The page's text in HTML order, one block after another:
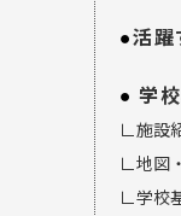
活躍
学
∟施設
∟地図
∟学校